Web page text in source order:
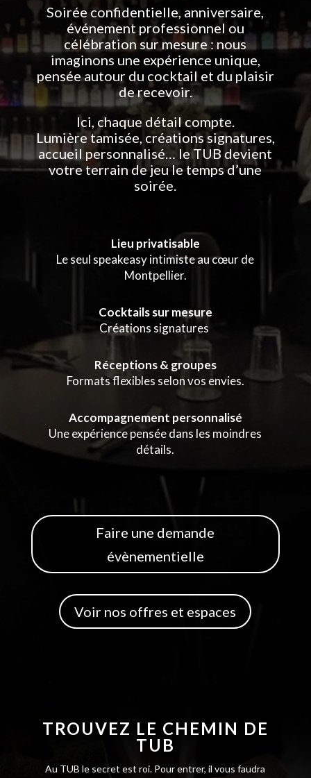
Soirée confidentielle, anniversaire,
événement professionnel ou
célébration sur mesure : nous
imaginons une expérience unique,
pensée autour du cocktail et du plaisir
de recevoir.
Ici, chaque détail compte.
Lumière tamisée, créations signatures,
accueil personnalisé… le TUB devient
votre terrain de jeu le temps d’une
soirée.
Lieu privatisable
Le seul speakeasy intimiste au cœur de
Montpellier.
Cocktails sur mesure
Créations signatures
Réceptions & groupes
Formats flexibles selon vos envies.
Accompagnement personnalisé
Une expérience pensée dans les moindres
détails.
Faire une demande
évènementielle
Voir nos offres et espaces
TROUVEZ LE CHEMIN DE
TUB
Au TUB le secret est roi. Pour entrer, il vous faudra